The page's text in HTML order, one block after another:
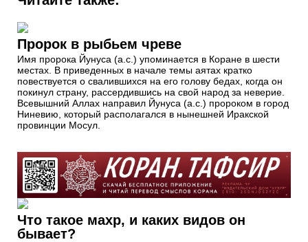
Пророк в рыбьем чреве
Имя пророка Йунуса (а.с.) упоминается в Коране в шести
местах. В приведенных в начале темы аятах кратко
повествуется о свалившихся на его голову бедах, когда он
покинул страну, рассердившись на свой народ за неверие.
Всевышний Аллах направил Йунуса (а.с.) пророком в город
Ниневию, который располагался в нынешней Иракской
провинции Мосул.
Что такое махр, и каких видов он
бывает?